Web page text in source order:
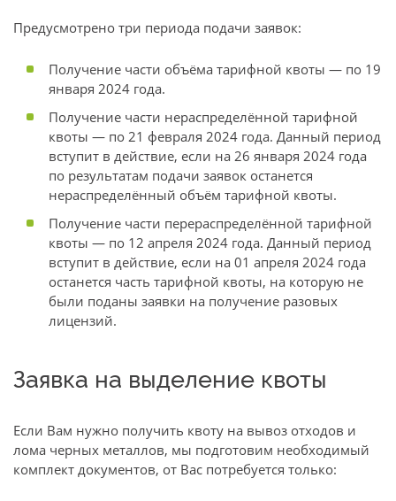
Предусмотрено три периода подачи заявок:
Получение части объёма тарифной квоты — по 19
января 2024 года.
Получение части нераспределённой тарифной
квоты — по 21 февраля 2024 года. Данный период
вступит в действие, если на 26 января 2024 года
по результатам подачи заявок останется
нераспределённый объём тарифной квоты.
Получение части перераспределённой тарифной
квоты — по 12 апреля 2024 года. Данный период
вступит в действие, если на 01 апреля 2024 года
останется часть тарифной квоты, на которую не
были поданы заявки на получение разовых
лицензий.
Заявка на выделение квоты
Если Вам нужно получить квоту на вывоз отходов и
лома черных металлов, мы подготовим необходимый
комплект документов, от Вас потребуется только: